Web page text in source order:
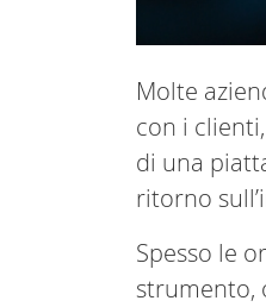
Molte
con i
di una
ritorno
Spesso le
strumento,